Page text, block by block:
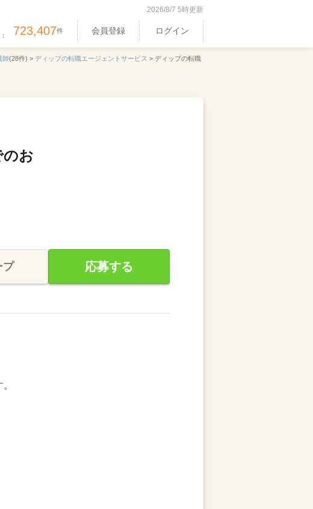
2026/8/7 5時更新
： 723,407件 会員登録 ログイン
師(28件) > ディップの転職エージェントサービス > ディップの転職
のお
プ 応募する